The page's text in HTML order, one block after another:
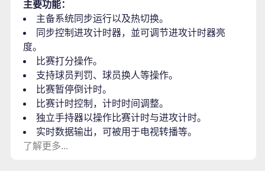
主要功能：
主备系统同步运行以及热切换。
同步控制进攻计时器，並可调节进攻计时器亮
度。
比赛打分操作。
支持球员判罚、球员换人等操作。
比赛暂停倒计时。
比赛计时控制，计时时间调整。
独立手持器以操作比赛计时与进攻计时。
实时数据输出，可被用于电视转播等。
了解更多...